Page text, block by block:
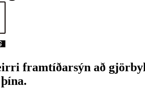
framtíðarsýn að